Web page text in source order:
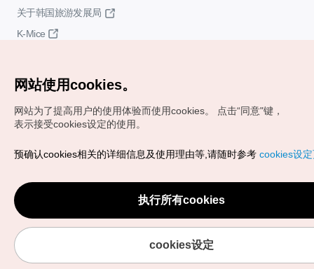
关于韩国旅游发展局
K-Mice
Copyrights (c) 韩国旅游发展局版权所有
VISITKOREA官方邮箱
chnsim@knto.or.kr
网站使用cookies。
网站为了提高用户的使用体验而使用cookies。
点击“同意"键，
表示接受cookies设定的使用。
预确认cookies相关的详细信息及使用理由等,请随时参考 cookies设
执行所有cookies
cookies设定